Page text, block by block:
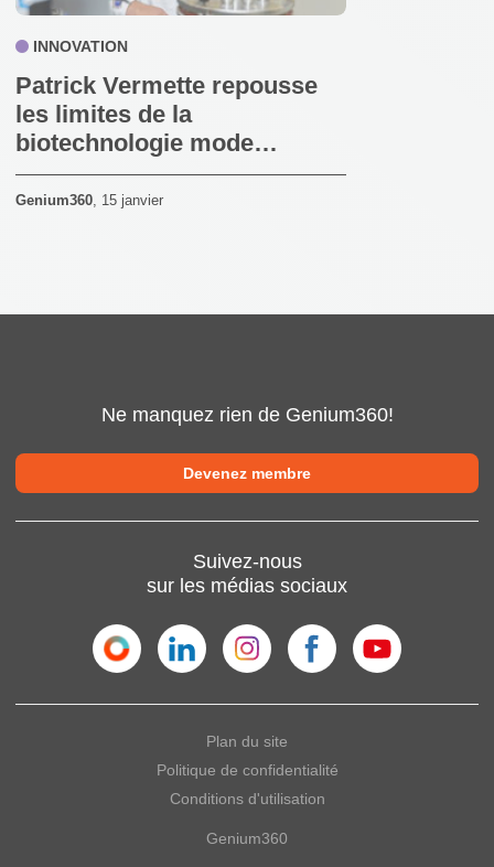
INNOVATION
Patrick Vermette repousse
les limites de la
biotechnologie mode…
Genium360, 15 janvier
Ne manquez rien de Genium360!
Devenez membre
Suivez-nous
sur les médias sociaux
Plan du site
Politique de confidentialité
Conditions d'utilisation
Genium360